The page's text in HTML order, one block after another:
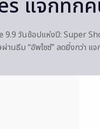
แจกทก
วันช้อปแห่งปี: Super
านธีม “อัพไซซ์” ลดยิ่งกว่า แ